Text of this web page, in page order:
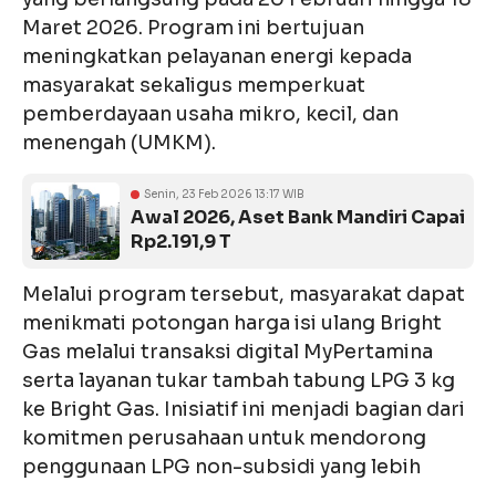
Maret 2026. Program ini bertujuan
meningkatkan pelayanan energi kepada
masyarakat sekaligus memperkuat
pemberdayaan usaha mikro, kecil, dan
menengah (UMKM).
Senin, 23 Feb 2026 13:17 WIB
Awal 2026, Aset Bank Mandiri Capai
Rp2.191,9 T
Melalui program tersebut, masyarakat dapat
menikmati potongan harga isi ulang Bright
Gas melalui transaksi digital MyPertamina
serta layanan tukar tambah tabung LPG 3 kg
ke Bright Gas. Inisiatif ini menjadi bagian dari
komitmen perusahaan untuk mendorong
penggunaan LPG non-subsidi yang lebih